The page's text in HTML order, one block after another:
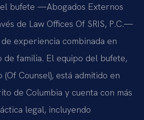
bufete —Abogados Externos
de Law Offices Of SRIS, P.C.—
experiencia combinada en
de familia. El equipo del bufete,
Counsel), está admitido en
de Columbia y cuenta con más
legal, incluyendo